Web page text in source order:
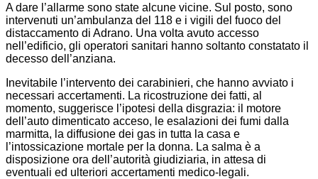
A dare l’allarme sono state alcune vicine. Sul posto, sono
intervenuti un’ambulanza del 118 e i vigili del fuoco del
distaccamento di Adrano. Una volta avuto accesso
nell’edificio, gli operatori sanitari hanno soltanto constatato il
decesso dell’anziana.
Inevitabile l’intervento dei carabinieri, che hanno avviato i
necessari accertamenti. La ricostruzione dei fatti, al
momento, suggerisce l’ipotesi della disgrazia: il motore
dell’auto dimenticato acceso, le esalazioni dei fumi dalla
marmitta, la diffusione dei gas in tutta la casa e
l’intossicazione mortale per la donna. La salma è a
disposizione ora dell’autorità giudiziaria, in attesa di
eventuali ed ulteriori accertamenti medico-legali.